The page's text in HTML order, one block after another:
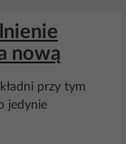
nową
przy tym
jedynie